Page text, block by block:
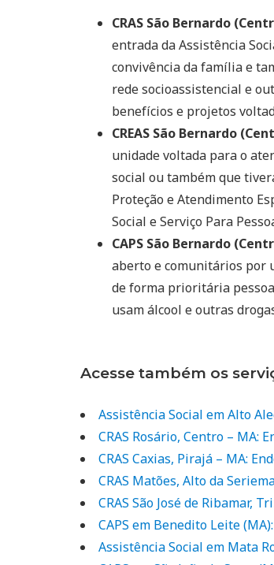
CRAS São Bernardo
entrada da Assistência
convivência da família e
rede socioassistencial e
benefícios e projetos
CREAS São Bernardo
unidade voltada para o
social ou também que
Proteção e Atendimento
Social e Serviço Para
CAPS São Bernardo
aberto e comunitários por
de forma prioritária
usam álcool e outras
Acesse também os
Assistência Social em Alto
CRAS Rosário, Centro – MA:
CRAS Caxias, Pirajá – MA:
CRAS Matões, Alto da
CRAS São José de Ribamar,
CAPS em Benedito Leite
Assistência Social em Mata